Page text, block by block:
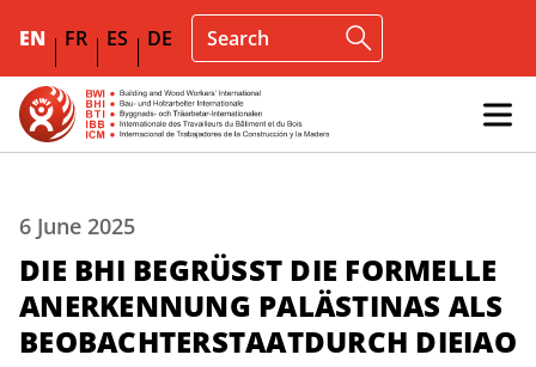
EN FR ES DE
6 June 2025
DIE BHI BEGRÜSST DIE FORMELLE
ANERKENNUNG PALÄSTINAS ALS
BEOBACHTERSTAATDURCH DIEIAO